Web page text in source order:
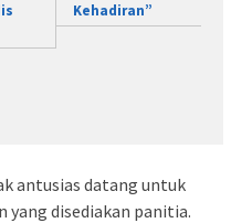
Kehadiran”
antusias datang untuk
yang disediakan panitia.